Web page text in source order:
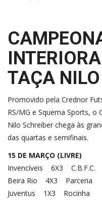
TAÇA
Promovido pela Crednor
RS/MG e Squema Sports,
Nilo Schreiber chega às
das quartas e semifinais.
15 DE MARÇO (LIVRE)
Invencíveis 6X3 C.B.F.C.
Beira Rio 4X3 Parceria
Juventus 1X3 Rocinha